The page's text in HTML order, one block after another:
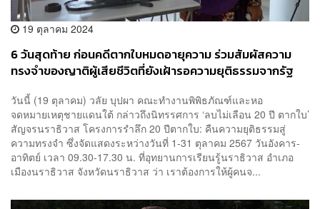
19 ตุลาคม 2024
6 วันสุดท้าย ก่อนคดีตากใบหมดอายุความ ร่วมสัมผัสความ
ทรงจำของญาติผู้เสียชีวิตที่ยังเฝ้ารอความยุติธรรมจากรัฐ
วันนี้ (19 ตุลาคม) วลัย บุปผา คณะทำงานพิพิธภัณฑ์และหอ
จดหมายเหตุชายแดนใต้ กล่าวถึงนิทรรศการ ‘ลบไม่เลือน 20 ปี ตากใบ’
สัญจรนราธิวาส โครงการรำลึก 20 ปีตากใบ: คืนความยุติธรรมสู่
ความทรงจำ ซึ่งจัดแสดงระหว่างวันที่ 1-31 ตุลาคม 2567 วันอังคาร-
อาทิตย์ เวลา 09.30-17.30 น. ที่อุทยานการเรียนรู้นราธิวาส อำเภอ
เมืองนราธิวาส จังหวัดนราธิวาส ว่า เราต้องการให้ผู้คนจ...